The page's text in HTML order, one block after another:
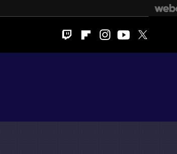
Twitch FlipboardInstagram
Youtube